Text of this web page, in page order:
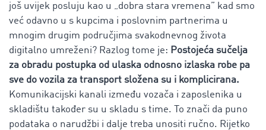
još uvijek posluju kao u „dobra stara vremena” kad smo
već odavno u s kupcima i poslovnim partnerima u
mnogim drugim područjima svakodnevnog života
digitalno umreženi? Razlog tome je: Postojeća sučelja
za obradu postupka od ulaska odnosno izlaska robe pa
sve do vozila za transport složena su i komplicirana.
Komunikacijski kanali između vozača i zaposlenika u
skladištu također su u skladu s time. To znači da puno
podataka o narudžbi i dalje treba unositi ručno. Rijetko